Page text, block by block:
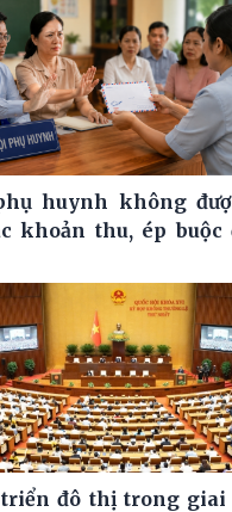
huynh không
khoản thu, ép buộc
đô thị trong giai